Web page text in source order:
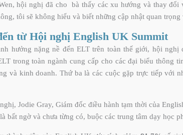
hội nghị đã cho bà thấy các xu hướng và thay
tôi sẽ không hiểu và biết những cập nhật quan
từ Hội nghị English UK Summit
hưởng nặng nề đến ELT trên toàn thế giới, hội
trong toàn ngành cung cấp cho các đại biểu thông
và kinh doanh. Thứ ba là các cuộc gặp trực tiếp với
Jodie Gray, Giám đốc điều hành tạm thời của
bất ngờ và chưa từng có, buộc các trung tâm dạy học